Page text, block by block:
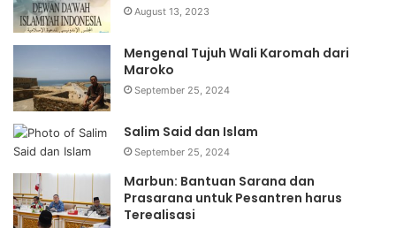
August 13, 2023
Mengenal Tujuh Wali Karomah dari
Maroko
September 25, 2024
Salim Said dan Islam
September 25, 2024
Marbun: Bantuan Sarana dan
Prasarana untuk Pesantren harus
Terealisasi